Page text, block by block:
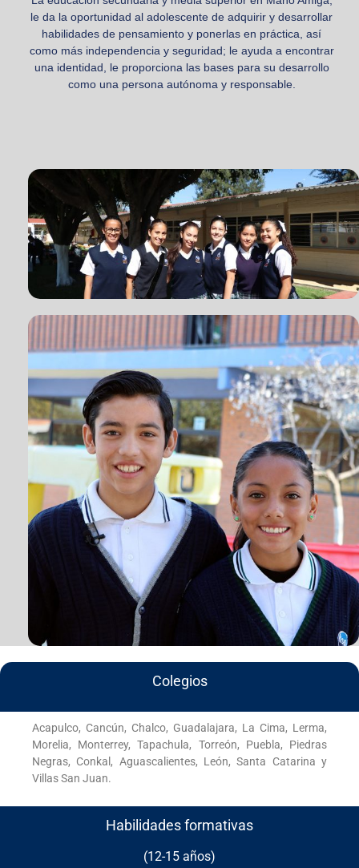
le da la oportunidad al adolescente de adquirir y desarrollar
habilidades de pensamiento y ponerlas en práctica, así
como más independencia y seguridad; le ayuda a encontrar
una identidad, le proporciona las bases para su desarrollo
como una persona autónoma y responsable.
Colegios
Acapulco, Cancún, Chalco, Guadalajara, La Cima, Lerma,
Morelia, Monterrey, Tapachula, Torreón, Puebla, Piedras
Negras, Conkal, Aguascalientes, León, Santa Catarina y
Villas San Juan.
Habilidades formativas
(12-15 años)